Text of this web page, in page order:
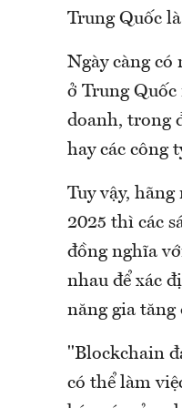
Trung Quốc
Ngày càng
ở Trung
doanh, trong
hay các công
Tuy vậy,
2025 thì các
đồng nghĩa
nhau để xác
năng gia
"Blockchain
có thể làm